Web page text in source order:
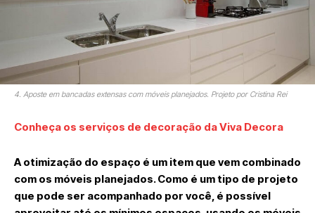
4. Aposte em bancadas extensas com móveis planejados. Projeto por Cristina Rei
Conheça os serviços de decoração da Viva Decora
A otimização do espaço é um item que vem combinado
com os móveis planejados. Como é um tipo de projeto
que pode ser acompanhado por você, é possível